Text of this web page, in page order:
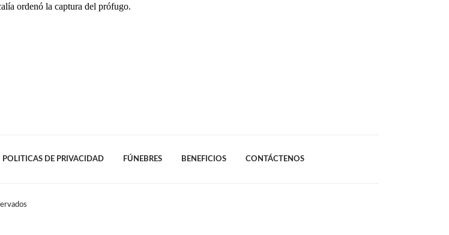
ordenó la captura del prófugo.
POLITICAS DE PRIVACIDAD FÚNEBRES BENEFICIOS CONTÁCTENOS